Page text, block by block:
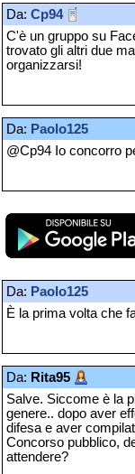
Da: Cp94
C'è un gruppo su
trovato gli altri due
organizzarsi!
Da: Paolo125
@Cp94 Io concorro
Da: Paolo125
È la prima volta che
Da: Rita95
Salve. Siccome è la
genere.. dopo aver
difesa e aver
Concorso pubblico,
attendere?